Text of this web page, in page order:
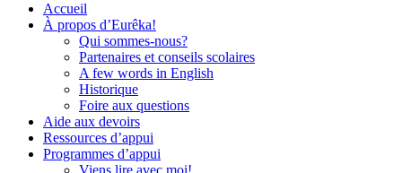
Accueil
À propos d’Eurêka!
Qui sommes-nous?
Partenaires et conseils scolaires
A few words in English
Historique
Foire aux questions
Aide aux devoirs
Ressources d’appui
Programmes d’appui
Viens lire avec moi!